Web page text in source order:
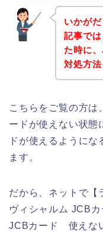
いかが
記事で
た時に
対処方
こちらをご覧の方は
ードが使えない状態
ドが使えるように
ます。
だから、ネットで【
ヴィシャルム JCB
JCBカード 使えな